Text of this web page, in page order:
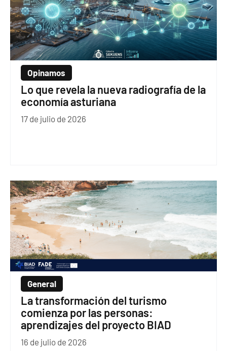
Opinamos
Lo que revela la nueva radiografía de la
economía asturiana
17 de julio de 2026
General
La transformación del turismo
comienza por las personas:
aprendizajes del proyecto BIAD
16 de julio de 2026